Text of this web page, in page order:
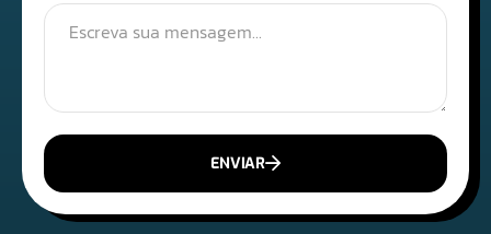
ENVIAR